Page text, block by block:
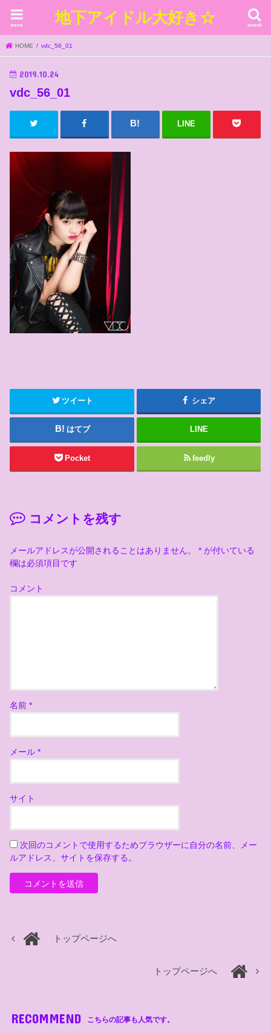
地下アイドル大好き☆ search
menu
HOME vdc_56_01
2019.10.24
vdc_56_01
LINE
ツイート シェア
はてブ LINE
Pocket feedly
コメントを残す
メールアドレスが公開されることはありません。 * が付いている
欄は必須項目です
コメント
名前*
メール*
サイト
次回のコメントで使用するためブラウザーに自分の名前、メー
ルアドレス、サイトを保存する。
トップページへ
トップページへ
RECOMMEND こちらの記事も人気です。